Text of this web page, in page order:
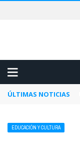
ÚLTIMAS NOTICIAS
EDUCACIÓN Y CULTURA